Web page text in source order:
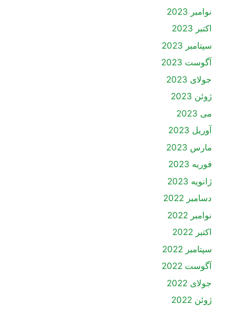
نوامبر 2023
اکتبر 2023
سپتامبر 2023
آگوست 2023
جولای 2023
ژوئن 2023
می 2023
آوریل 2023
مارس 2023
فوریه 2023
ژانویه 2023
دسامبر 2022
نوامبر 2022
اکتبر 2022
سپتامبر 2022
آگوست 2022
جولای 2022
ژوئن 2022